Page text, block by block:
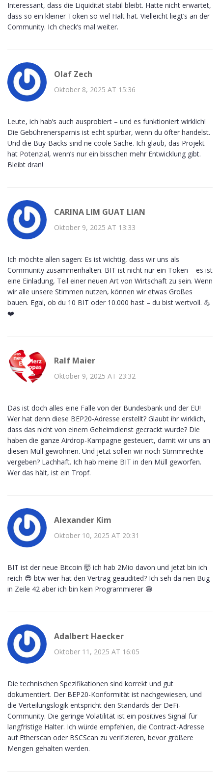
Interessant, dass die Liquidität stabil bleibt. Hatte nicht erwartet,
dass so ein kleiner Token so viel Halt hat. Vielleicht liegt’s an der
Community. Ich check’s mal weiter.
Olaf Zech
Oktober 8, 2025 AT 15:36
Leute, ich hab’s auch ausprobiert – und es funktioniert wirklich!
Die Gebührenersparnis ist echt spürbar, wenn du öfter handelst.
Und die Buy-Backs sind ne coole Sache. Ich glaub, das Projekt
hat Potenzial, wenn’s nur ein bisschen mehr Entwicklung gibt.
Bleibt dran!
CARINA LIM GUAT LIAN
Oktober 9, 2025 AT 13:33
Ich möchte allen sagen: Es ist wichtig, dass wir uns als
Community zusammenhalten. BIT ist nicht nur ein Token – es ist
eine Einladung, Teil einer neuen Art von Wirtschaft zu sein. Wenn
wir alle unsere Stimmen nutzen, können wir etwas Großes
bauen. Egal, ob du 10 BIT oder 10.000 hast – du bist wertvoll. 💪
❤️
Ralf Maier
Oktober 9, 2025 AT 23:32
Das ist doch alles eine Falle von der Bundesbank und der EU!
Wer hat denn diese BEP20-Adresse erstellt? Glaubt ihr wirklich,
dass das nicht von einem Geheimdienst gecrackt wurde? Die
haben die ganze Airdrop-Kampagne gesteuert, damit wir uns an
diesen Müll gewöhnen. Und jetzt sollen wir noch Stimmrechte
vergeben? Lachhaft. Ich hab meine BIT in den Müll geworfen.
Wer das hält, ist ein Tropf.
Alexander Kim
Oktober 10, 2025 AT 20:31
BIT ist der neue Bitcoin 🤯 ich hab 2Mio davon und jetzt bin ich
reich 😎 btw wer hat den Vertrag geaudited? Ich seh da nen Bug
in Zeile 42 aber ich bin kein Programmierer 😅
Adalbert Haecker
Oktober 11, 2025 AT 16:05
Die technischen Spezifikationen sind korrekt und gut
dokumentiert. Der BEP20-Konformität ist nachgewiesen, und
die Verteilungslogik entspricht den Standards der DeFi-
Community. Die geringe Volatilität ist ein positives Signal für
langfristige Halter. Ich würde empfehlen, die Contract-Adresse
auf Etherscan oder BSCScan zu verifizieren, bevor größere
Mengen gehalten werden.